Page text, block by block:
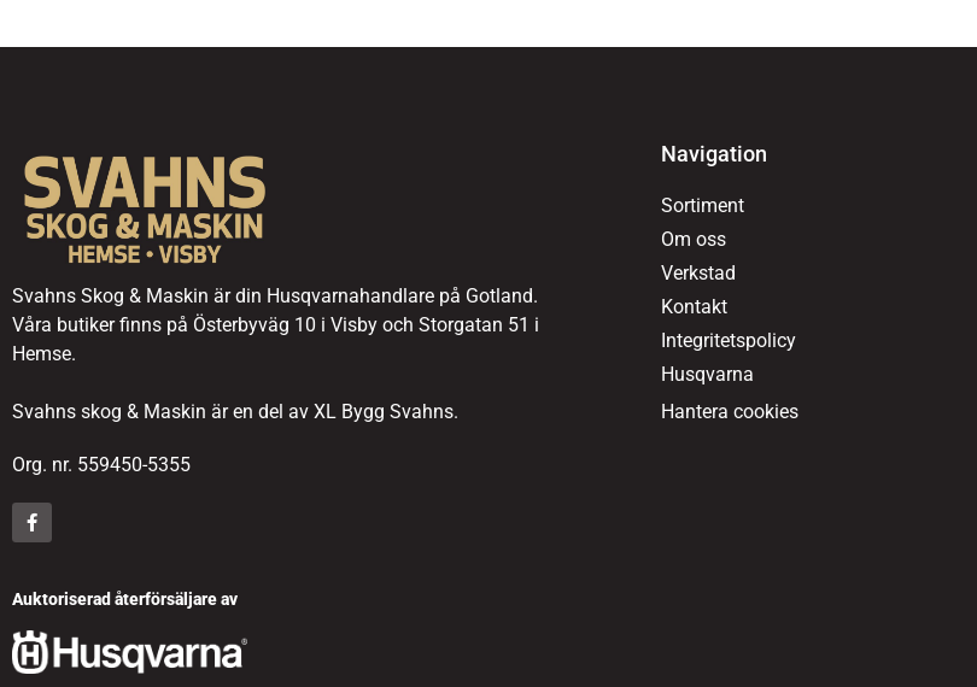
Svahns Skog & Maskin är din Husqvarnahandlare på Gotland.
Våra butiker finns på Österbyväg 10 i Visby och Storgatan 51 i
Hemse.
Svahns skog & Maskin är en del av XL Bygg Svahns.
Org. nr. 559450-5355
Auktoriserad återförsäljare av
Navigation
Sortiment
Om oss
Verkstad
Kontakt
Integritetspolicy
Husqvarna
Hantera cookies